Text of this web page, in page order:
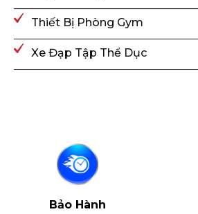
Thiết Bị Phòng Gym
Xe Đạp Tập Thể Dục
Bảo Hành